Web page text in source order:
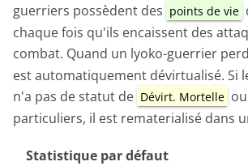
guerriers possèdent des points de vie
chaque fois qu'ils encaissent des
combat. Quand un lyoko-guerrier
est automatiquement dévirtualisé. Si
n'a pas de statut de Dévirt. Mortelle
particuliers, il est rematerialisé dans
Statistique par défaut